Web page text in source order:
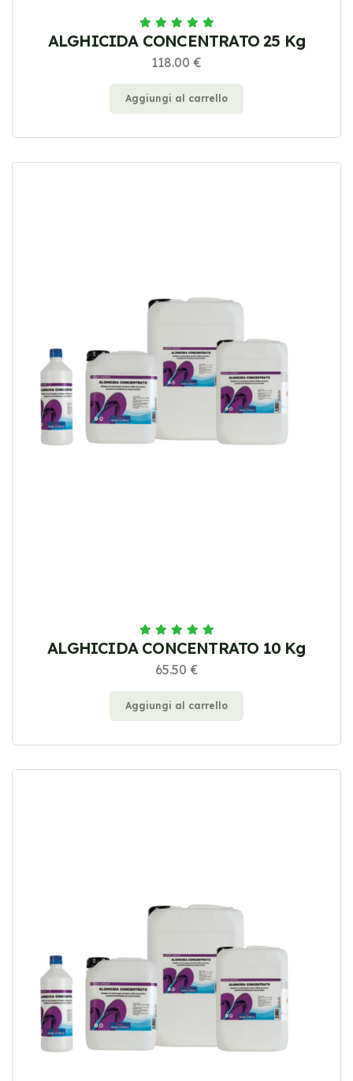
ALGHICIDA CONCENTRATO 25 Kg
118.00 €
Aggiungi al carrello
ALGHICIDA CONCENTRATO 10 Kg
65.50 €
Aggiungi al carrello